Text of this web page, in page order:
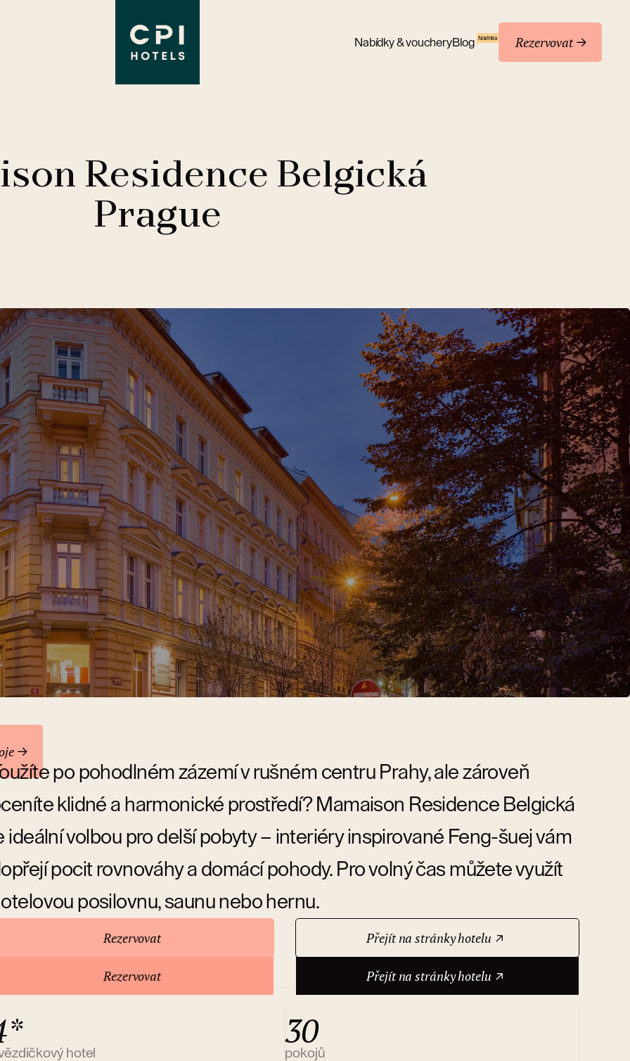
Rezervovat
Nabídky & voucheryBlog Novinka
Residence Belgická
Prague
po pohodlném zázemí v rušném centru Prahy, ale zároveň
klidné a harmonické prostředí? Mamaison Residence Belgická
ideální volbou pro delší pobyty – interiéry inspirované Feng-šuej vám
pocit rovnováhy a domácí pohody. Pro volný čas můžete využít
posilovnu, saunu nebo hernu.
Rezervovat
Rezervovat
Přejít na stránky hotelu
Přejít na stránky hotelu
hotel
30
pokojů